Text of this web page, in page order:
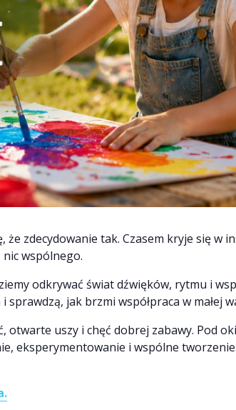
zdecydowanie tak. Czasem kryje się w
wspólnego.
odkrywać świat dźwięków, rytmu i
jak brzmi współpraca w małej
otwarte uszy i chęć dobrej zabawy. Pod
eksperymentowanie i wspólne tworzenie.